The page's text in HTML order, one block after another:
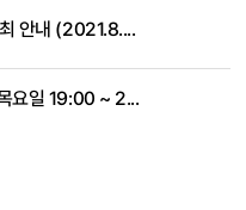
최 안내 (2021.8....
요일 19:00 ~ 2...